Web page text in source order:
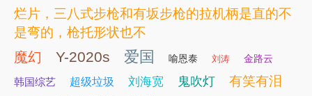
烂片，三八式步枪和有坂步枪的拉机柄是直的不
是弯的，枪托形状也不
魔幻 Y-2020s 爱国 喻恩泰 刘涛 金路云
韩国综艺 超级垃圾 刘海宽 鬼吹灯 有笑有泪